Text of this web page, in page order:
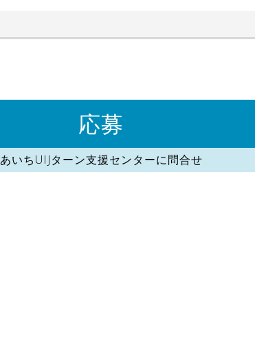
応募
あいちUIJターン支援センターに問合せ